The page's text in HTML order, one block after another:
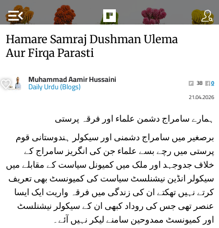
menu_open
Hamare Samraj Dushman Ulema
Aur Firqa Parasti
Muhammad Aamir Hussaini
Daily Urdu (Blogs) 38
0
21.04.2026
ہمارے سامراج دشمن علماء اور فرقہ پرستی
برصغیر میں سامراج دشمنی اور سیکولر ہندوستانی قوم
پرستی میں رچے بسے علماء جن کی انگریز سامراج کے
خلاف جدوجہد اور ملک میں کمیونل سیاست کے مقابلے میں
سیکولر انڈین نیشنلسٹ سیاست کی کمیونسٹ بھی تعریف
کرتے نہیں تھکتے ان کی زندگی میں فرقہ واریت ایک ایسا
عنصر تھی جس کی روداد کبھی ان کے سیکولر نیشنلسٹ
اور کمیونسٹ ممدوحین سامنے لیکر نہیں آئے۔